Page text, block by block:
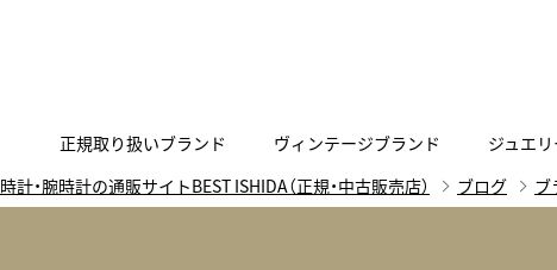
正規取り扱いブランド
A B C D E F G H
ヴィンテージブランド ジュエリ
代表メッセージ
お問い合わせ
時計・腕時計の通販サイトBEST ISHIDA（正規・中古販売店） ブログ ブ